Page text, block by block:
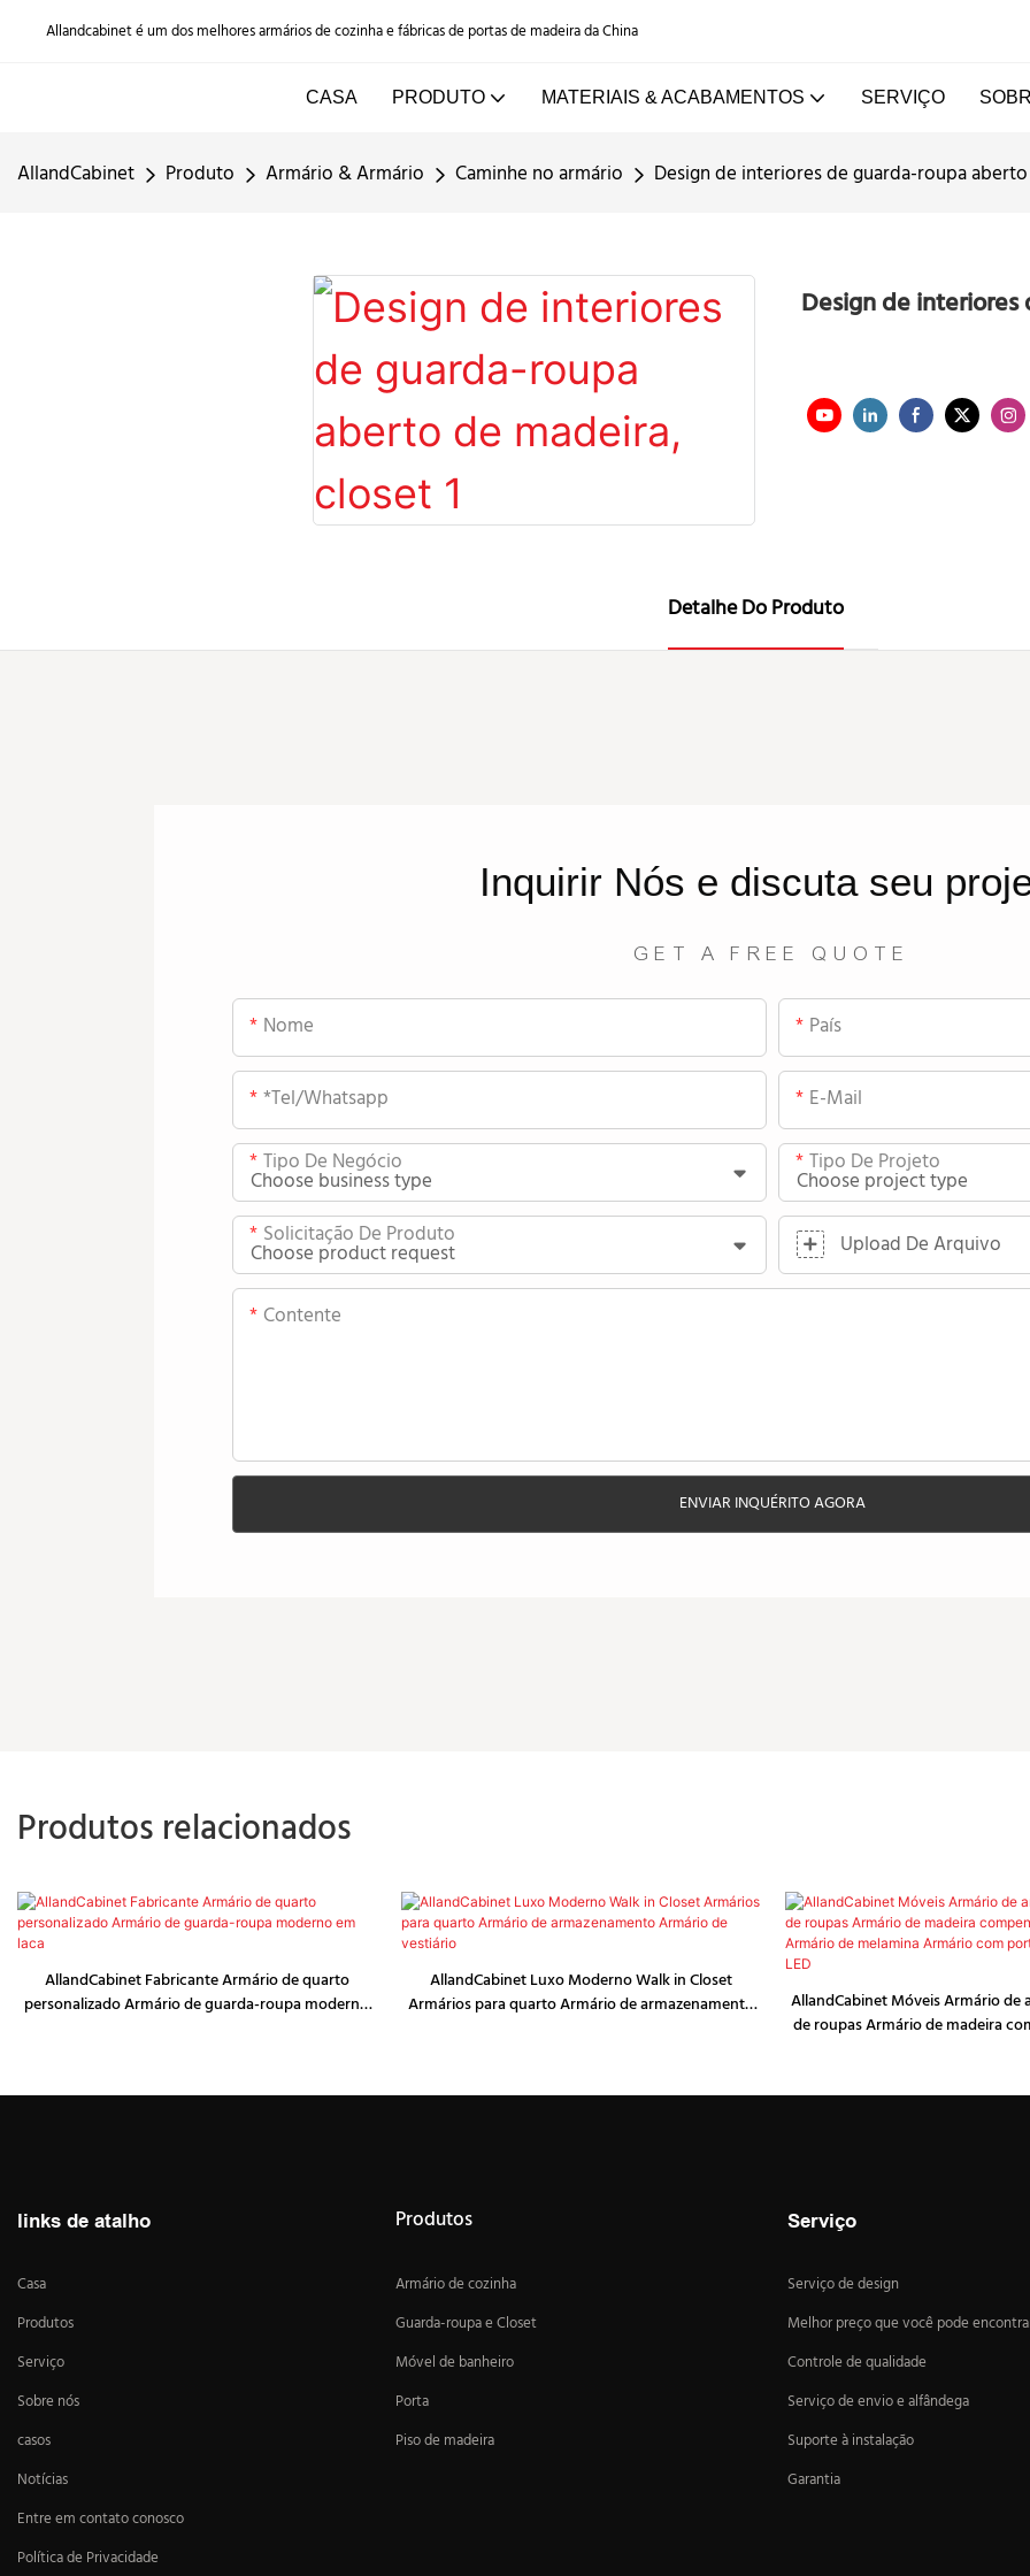
Allandcabinet é um dos melhores armários de cozinha e fábricas de portas de madeira da China
CASA PRODUTO MATERIAIS & ACABAMENTOS SERVIÇO
AllandCabinet Produto Armário & Armário Caminhe no armário Design de interiores de guarda-roupa
Design de
Detalhe Do Produto
Inquirir Nós e discuta seu
GET A FREE QUOTE
Nome País
*tel/whatsapp E-Mail
Tipo De Negócio Tipo De Projeto
Solicitação De Produto Upload De Arquivo
Contente
ENVIAR INQUÉRITO AGORA
Produtos relacionados
AllandCabinet Fabricante Armário de quarto
personalizado Armário de guarda-roupa moderno
AllandCabinet Luxo Moderno Walk in Closet
Armários para quarto Armário de armazenamento
AllandCabinet Móveis Armário de
de roupas Armário de madeira
links de atalho
Casa
Produtos
Serviço
Sobre nós
casos
Notícias
Entre em contato conosco
Política de Privacidade
Produtos
Armário de cozinha
Guarda-roupa e Closet
Móvel de banheiro
Porta
Piso de madeira
Serviço
Serviço de design
Melhor preço que você pode
Controle de qualidade
Serviço de envio e alfândega
Suporte à instalação
Garantia